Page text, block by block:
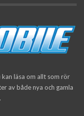
läsa om allt som rör
av både nya och gamla